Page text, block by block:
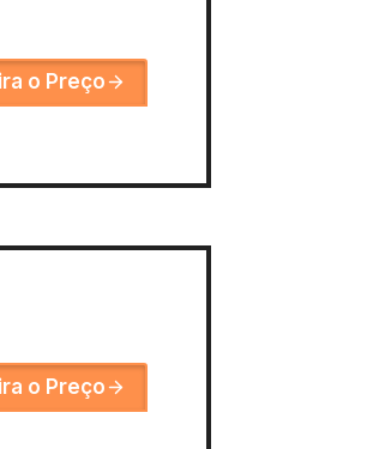
o Preço
o Preço